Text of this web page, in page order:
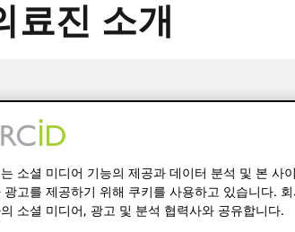
료진 소개
나탈리아 알다 나
Natalia는 ORCID 다양한 언어로
이탈리아어에 능통합니다. 여가
소셜 미디어 기능의 제공과 데이터 분석 및 본 사
광고를 제공하기 위해 쿠키를 사용하고 있습니다.
소셜 미디어, 광고 및 분석 협력사와 공유합니다.